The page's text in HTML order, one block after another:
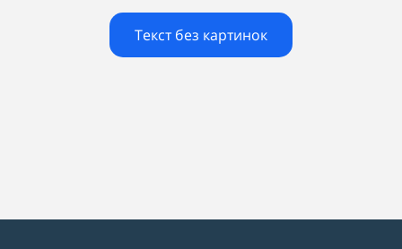
Текст без картинок